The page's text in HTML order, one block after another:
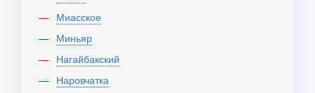
Миасское
Миньяр
Нагайбакский
Наровчатка